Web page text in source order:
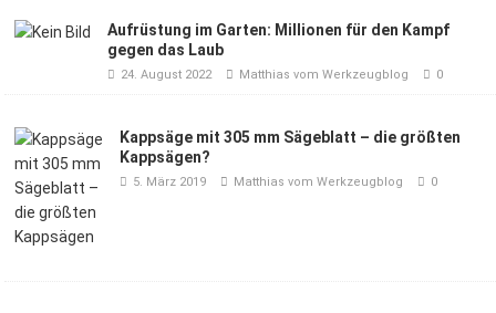
Aufrüstung im Garten: Millionen für den Kampf
gegen das Laub
24. August 2022 Matthias vom Werkzeugblog 0
Kappsäge mit 305 mm Sägeblatt – die größten
Kappsägen?
5. März 2019 Matthias vom Werkzeugblog 0